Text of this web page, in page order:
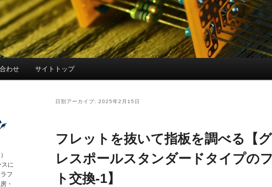
わせ サイトトップ
日別アーカイブ: 2025年2月15日
フレットを抜いて指板を調べる【
レスポールスタンダードタイプの
ト交換-1】
に
フ
・